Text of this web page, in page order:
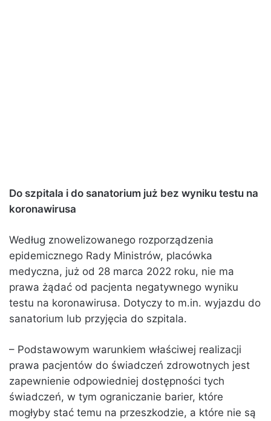
Do szpitala i do sanatorium już bez wyniku testu na
koronawirusa
Według znowelizowanego rozporządzenia
epidemicznego Rady Ministrów, placówka
medyczna, już od 28 marca 2022 roku, nie ma
prawa żądać od pacjenta negatywnego wyniku
testu na koronawirusa. Dotyczy to m.in. wyjazdu do
sanatorium lub przyjęcia do szpitala.
– Podstawowym warunkiem właściwej realizacji
prawa pacjentów do świadczeń zdrowotnych jest
zapewnienie odpowiedniej dostępności tych
świadczeń, w tym ograniczanie barier, które
mogłyby stać temu na przeszkodzie, a które nie są